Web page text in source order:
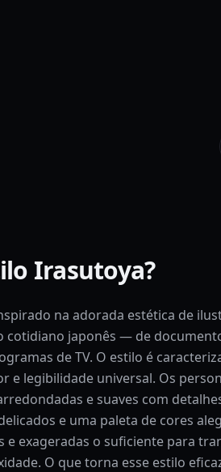
Irasutoya?
na adorada estética de
cotidiano japonês — de
de TV. O estilo é
e legibilidade universal. Os
e suaves com
e uma paleta de cores
e exageradas o suficiente para
O que torna esse estilo